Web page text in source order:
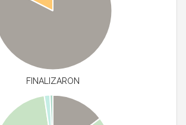
FINALIZARON